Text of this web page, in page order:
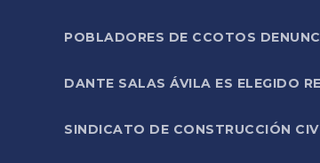
POBLADORES DE CCOTOS
DANTE SALAS ÁVILA ES ELEGIDO
SINDICATO DE CONSTRUCCIÓN